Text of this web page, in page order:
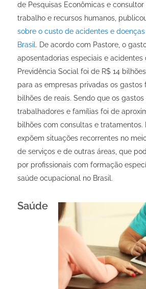
de Pesquisas Econômicas e
trabalho e recursos humanos,
sobre o custo de acidentes e
Brasil. De acordo com Pastore, o
aposentadorias especiais e
Previdência Social foi de R$ 14
para as empresas privadas os gastos
bilhões de reais. Sendo que os
trabalhadores e famílias foi de
bilhões com consultas e tratamentos.
expõem situações recorrentes no
de serviços e de outras áreas, que
por profissionais com formação
saúde ocupacional no Brasil.
Saúde